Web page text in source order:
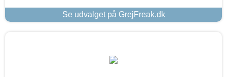
Se udvalget på GrejFreak.dk